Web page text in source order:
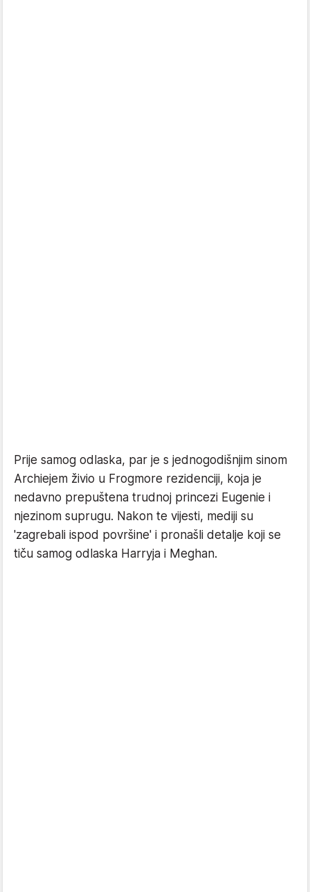
Prije samog odlaska, par je s jednogodišnjim sinom
Archiejem živio u Frogmore rezidenciji, koja je
nedavno prepuštena trudnoj princezi Eugenie i
njezinom suprugu. Nakon te vijesti, mediji su
'zagrebali ispod površine' i pronašli detalje koji se
tiču samog odlaska Harryja i Meghan.